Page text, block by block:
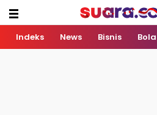
Indeks News Bisnis Bola